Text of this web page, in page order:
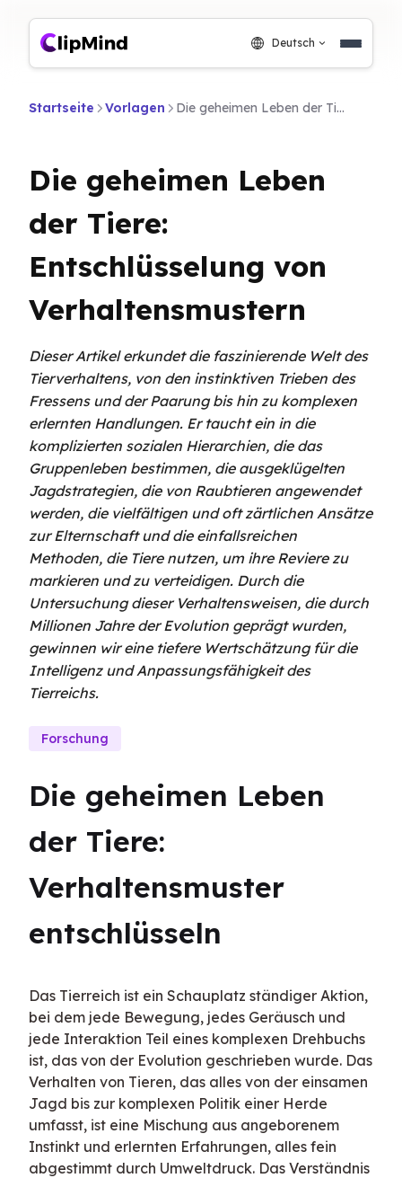
Deutsch
Startseite Vorlagen Die geheimen Leben der Tiere: Entschlüsselung von Verhaltensmustern
Die geheimen Leben
der Tiere:
Entschlüsselung von
Verhaltensmustern
Dieser Artikel erkundet die faszinierende Welt des
Tierverhaltens, von den instinktiven Trieben des
Fressens und der Paarung bis hin zu komplexen
erlernten Handlungen. Er taucht ein in die
komplizierten sozialen Hierarchien, die das
Gruppenleben bestimmen, die ausgeklügelten
Jagdstrategien, die von Raubtieren angewendet
werden, die vielfältigen und oft zärtlichen Ansätze
zur Elternschaft und die einfallsreichen
Methoden, die Tiere nutzen, um ihre Reviere zu
markieren und zu verteidigen. Durch die
Untersuchung dieser Verhaltensweisen, die durch
Millionen Jahre der Evolution geprägt wurden,
gewinnen wir eine tiefere Wertschätzung für die
Intelligenz und Anpassungsfähigkeit des
Tierreichs.
Forschung
Die geheimen Leben
der Tiere:
Verhaltensmuster
entschlüsseln
Das Tierreich ist ein Schauplatz ständiger Aktion,
bei dem jede Bewegung, jedes Geräusch und
jede Interaktion Teil eines komplexen Drehbuchs
ist, das von der Evolution geschrieben wurde. Das
Verhalten von Tieren, das alles von der einsamen
Jagd bis zur komplexen Politik einer Herde
umfasst, ist eine Mischung aus angeborenem
Instinkt und erlernten Erfahrungen, alles fein
abgestimmt durch Umweltdruck. Das Verständnis